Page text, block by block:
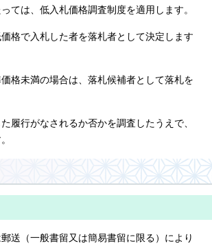
ては、低入札価格調査制度を適用します。
格で入札した者を落札者として決定します
格未満の場合は、落札候補者として落札を
履行がなされるか否かを調査したうえで、
送（一般書留又は簡易書留に限る）により